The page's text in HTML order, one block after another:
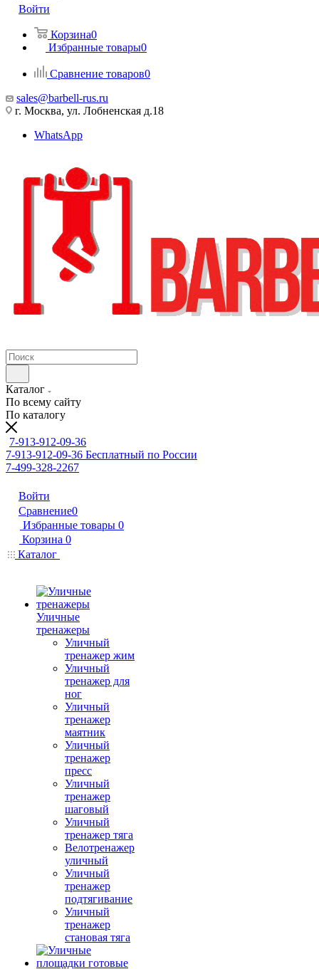
Войти
Корзина0
Избранные товары0
Сравнение товаров0
sales@barbell-rus.ru
г. Москва, ул. Лобненская д.18
WhatsApp
Каталог
По всему сайту
По каталогу
7-913-912-09-36
7-913-912-09-36 Бесплатный по России
7-499-328-2267
Войти
Сравнение0
Избранные товары 0
Корзина 0
Каталог
Уличные
тренажеры
Уличный
тренажер жим
Уличный
тренажер для
ног
Уличный
тренажер
маятник
Уличный
тренажер
пресс
Уличный
тренажер
шаговый
Уличный
тренажер тяга
Велотренажер
уличный
Уличный
тренажер
подтягивание
Уличный
тренажер
становая тяга